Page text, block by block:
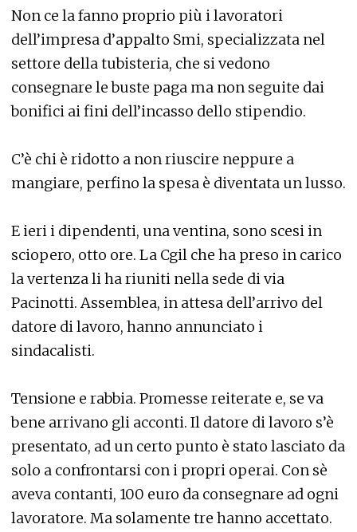
Non ce la fanno proprio più i lavoratori
dell’impresa d’appalto Smi, specializzata nel
settore della tubisteria, che si vedono
consegnare le buste paga ma non seguite dai
bonifici ai fini dell’incasso dello stipendio.
C’è chi è ridotto a non riuscire neppure a
mangiare, perfino la spesa è diventata un lusso.
E ieri i dipendenti, una ventina, sono scesi in
sciopero, otto ore. La Cgil che ha preso in carico
la vertenza li ha riuniti nella sede di via
Pacinotti. Assemblea, in attesa dell’arrivo del
datore di lavoro, hanno annunciato i
sindacalisti.
Tensione e rabbia. Promesse reiterate e, se va
bene arrivano gli acconti. Il datore di lavoro s’è
presentato, ad un certo punto è stato lasciato da
solo a confrontarsi con i propri operai. Con sè
aveva contanti, 100 euro da consegnare ad ogni
lavoratore. Ma solamente tre hanno accettato.